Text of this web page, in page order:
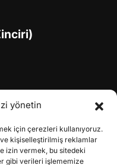
yönetin
için çerezleri kullanıyoruz.
kişiselleştirilmiş reklamlar
izin vermek, bu sitedeki
gibi verileri işlememize